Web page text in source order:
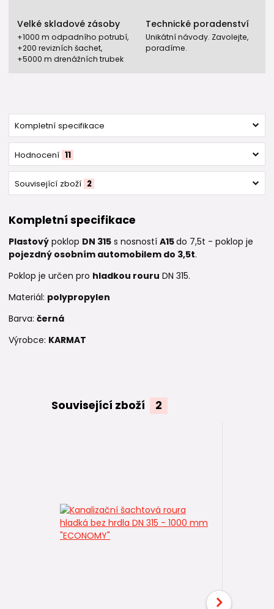
Velké skladové zásoby
+1000 m odpadního potrubí,
+200 revizních šachet,
+5000 m drenážních trubek
Technické poradenství
Unikátní návody. Zavolejte,
poradíme.
Kompletní specifikace
Hodnocení 11
Související zboží 2
Kompletní specifikace
Plastový poklop DN 315 s nosností A15do 7,5t - poklop je
pojezdný osobním automobilem do 3,5t.
Poklop je určen pro hladkou rouru DN 315.
Materiál: polypropylen
Barva: černá
Výrobce: KARMAT
Související zboží 2